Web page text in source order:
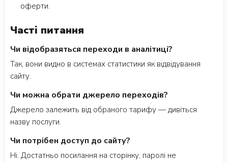
оферти.
Часті питання
Чи відобразяться переходи в аналітиці?
Так, вони видно в системах статистики як відвідування
сайту.
Чи можна обрати джерело переходів?
Джерело залежить від обраного тарифу — дивіться
назву послуги.
Чи потрібен доступ до сайту?
Ні. Достатньо посилання на сторінку, паролі не